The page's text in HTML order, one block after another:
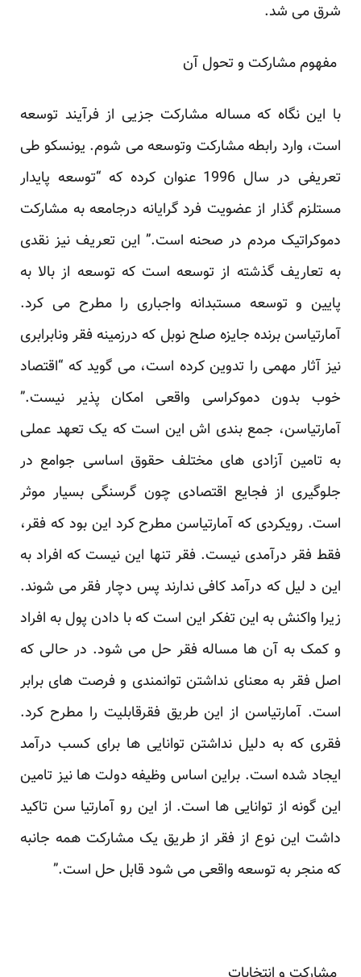
‏شرق می شد.‏
با این نگاه که مساله مشارکت جزیی از فرآیند توسعه
است، وارد رابطه مشارکت وتوسعه می شوم. یونسکو ‏طی
تعریفی در سال 1996 عنوان کرده که “توسعه پایدار
مستلزم گذار از عضویت فرد گرایانه درجامعه به ‏مشارکت
دموکراتیک مردم در صحنه است.” این تعریف نیز نقدی
به تعاریف گذشته از توسعه است که توسعه ‏از بالا به
پایین و توسعه مستبدانه واجباری را مطرح می کرد.
آمارتیاسن برنده جایزه صلح نوبل که درزمینه ‏فقر ونابرابری
نیز آثار مهمی را تدوین کرده است، می گوید که “اقتصاد
خوب بدون دموکراسی واقعی امکان ‏پذیر نیست.”
آمارتیاسن، جمع بندی اش این است که یک تعهد عملی
به تامین آزادی های مختلف حقوق اساسی ‏جوامع در
جلوگیری از فجایع اقتصادی چون گرسنگی بسیار موثر
است. رویکردی که آمارتیاسن مطرح کرد ‏این بود که فقر،
فقط فقر درآمدی نیست. فقر تنها این نیست که افراد به
این د لیل که درآمد کافی ندارند پس ‏دچار فقر می شوند.
زیرا واکنش به این تفکر این است که با دادن پول به افراد
و کمک به آن ها مساله فقر حل ‏می شود. در حالی که
اصل فقر به معنای نداشتن توانمندی و فرصت های برابر
است. آمارتیاسن از این ‏طریق فقرقابلیت را مطرح کرد.
فقری که به دلیل نداشتن توانایی ها برای کسب درآمد
ایجاد شده است. براین ‏اساس وظیفه دولت ها نیز تامین
این گونه از توانایی ها است. از این رو آمارتیا سن تاکید
داشت این نوع از ‏فقر از طریق یک مشارکت همه جانبه
که منجر به توسعه واقعی می شود قابل حل است.” ‏